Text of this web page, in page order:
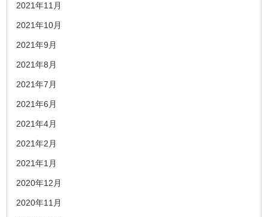
2021年11月
2021年10月
2021年9月
2021年8月
2021年7月
2021年6月
2021年4月
2021年2月
2021年1月
2020年12月
2020年11月